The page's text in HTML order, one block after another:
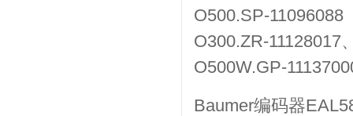
O500.SP-11096088
O300.ZR-11128017
O500W.GP-
Baumer编码器